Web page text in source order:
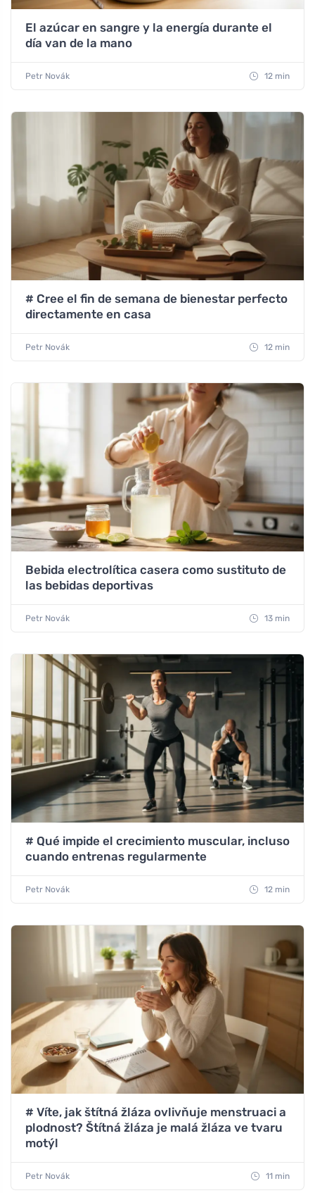
El azúcar en sangre y la energía durante el
día van de la mano
Petr Novák 12 min
# Cree el fin de semana de bienestar perfecto
directamente en casa
Petr Novák 12 min
Bebida electrolítica casera como sustituto de
las bebidas deportivas
Petr Novák 13 min
# Qué impide el crecimiento muscular, incluso
cuando entrenas regularmente
Petr Novák 12 min
# Víte, jak štítná žláza ovlivňuje menstruaci a
plodnost? Štítná žláza je malá žláza ve tvaru
motýl
Petr Novák 11 min